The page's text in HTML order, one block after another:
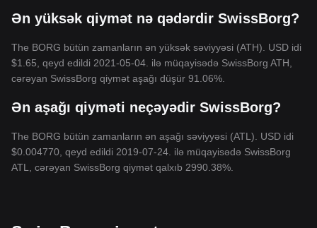
Ən yüksək qiymət nə qədərdir SwissBorg?
The BORG bütün zamanların ən yüksək səviyyəsi (ATH). USD idi
$1.65, qeyd edildi 2021-05-04. ilə müqayisədə SwissBorg ATH,
cərəyan SwissBorg qiymət aşağı düşür 91.06%.
Ən aşağı qiyməti neçəyədir SwissBorg?
The BORG bütün zamanların ən aşağı səviyyəsi (ATL). USD idi
$0.004770, qeyd edildi 2019-07-24. ilə müqayisədə SwissBorg
ATL, cərəyan SwissBorg qiymət qalxıb 2990.38%.